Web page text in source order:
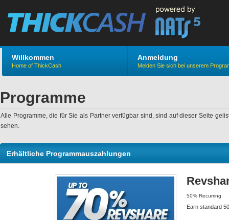
Willkommen
Home of ThickCash
Anmeldung
Melden Sie sich bei unserem
Programme
Alle Programme, die für Sie als Partner verfügbar sind, sind auf dieser Seite
sehen.
Erhältliche Programmauszahlungen
50% Recurring
Earn standard